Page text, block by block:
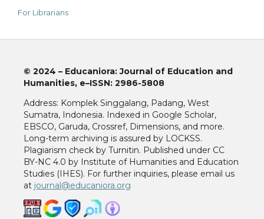
For Librarians
© 2024 – Educaniora: Journal of Education and
Humanities, e–ISSN: 2986-5808
Address: Komplek Singgalang, Padang, West
Sumatra, Indonesia. Indexed in Google Scholar,
EBSCO, Garuda, Crossref, Dimensions, and more.
Long-term archiving is assured by LOCKSS.
Plagiarism check by Turnitin. Published under CC
BY-NC 4.0 by Institute of Humanities and Education
Studies (IHES). For further inquiries, please email us
at journal@educaniora.org